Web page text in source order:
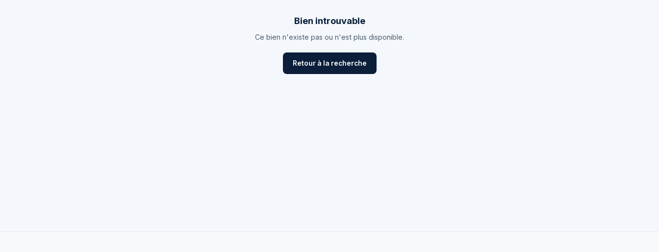
Bien introuvable
Ce bien n'existe pas ou n'est plus disponible.
Retour à la recherche